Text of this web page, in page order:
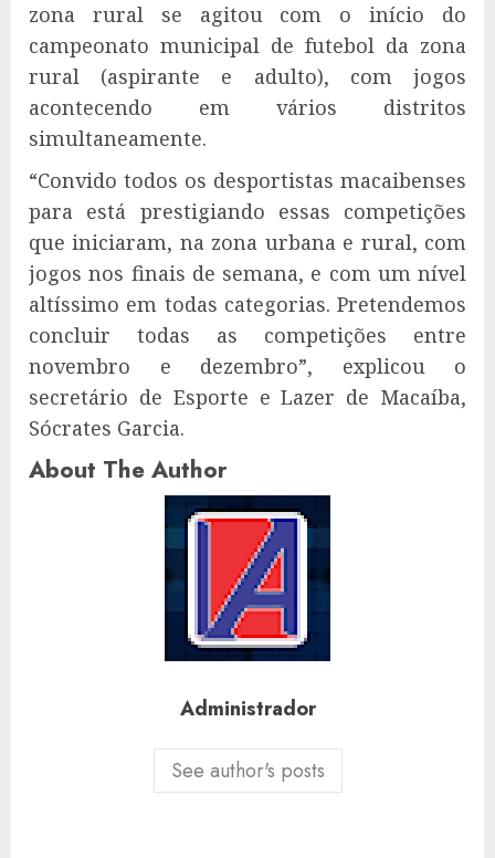
zona rural se agitou com o início do
campeonato municipal de futebol da zona
rural (aspirante e adulto), com jogos
acontecendo em vários distritos
simultaneamente.
“Convido todos os desportistas macaibenses
para está prestigiando essas competições
que iniciaram, na zona urbana e rural, com
jogos nos finais de semana, e com um nível
altíssimo em todas categorias. Pretendemos
concluir todas as competições entre
novembro e dezembro”, explicou o
secretário de Esporte e Lazer de Macaíba,
Sócrates Garcia.
About The Author
Administrador
See author's posts